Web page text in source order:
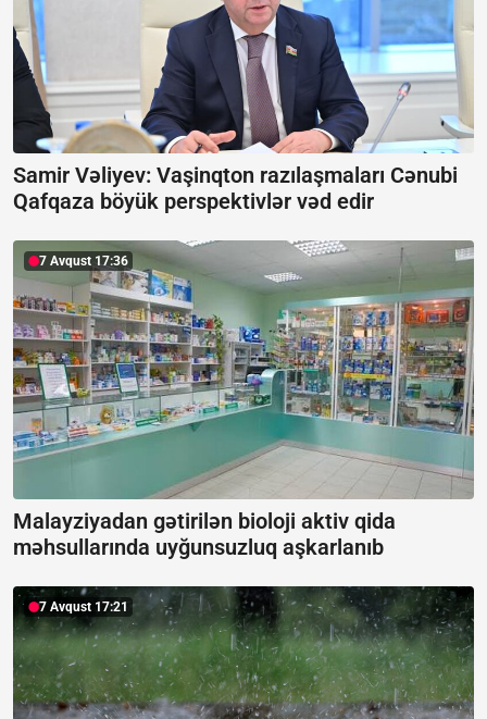
Samir Vəliyev: Vaşinqton razılaşmaları Cənubi
Qafqaza böyük perspektivlər vəd edir
7 Avqust 17:36
Malayziyadan gətirilən bioloji aktiv qida
məhsullarında uyğunsuzluq aşkarlanıb
7 Avqust 17:21